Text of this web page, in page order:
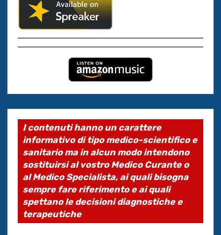
I contenuti hanno un carattere
informativo di tipo medico-scientifico e
sanitario ma in alcun modo intendono
sostituirsi al vostro Medico Curante o
al Medico Specialista, ai quali bisogna
sempre fare riferimento e ai quali
spettano le decisioni diagnostiche e
terapeutiche